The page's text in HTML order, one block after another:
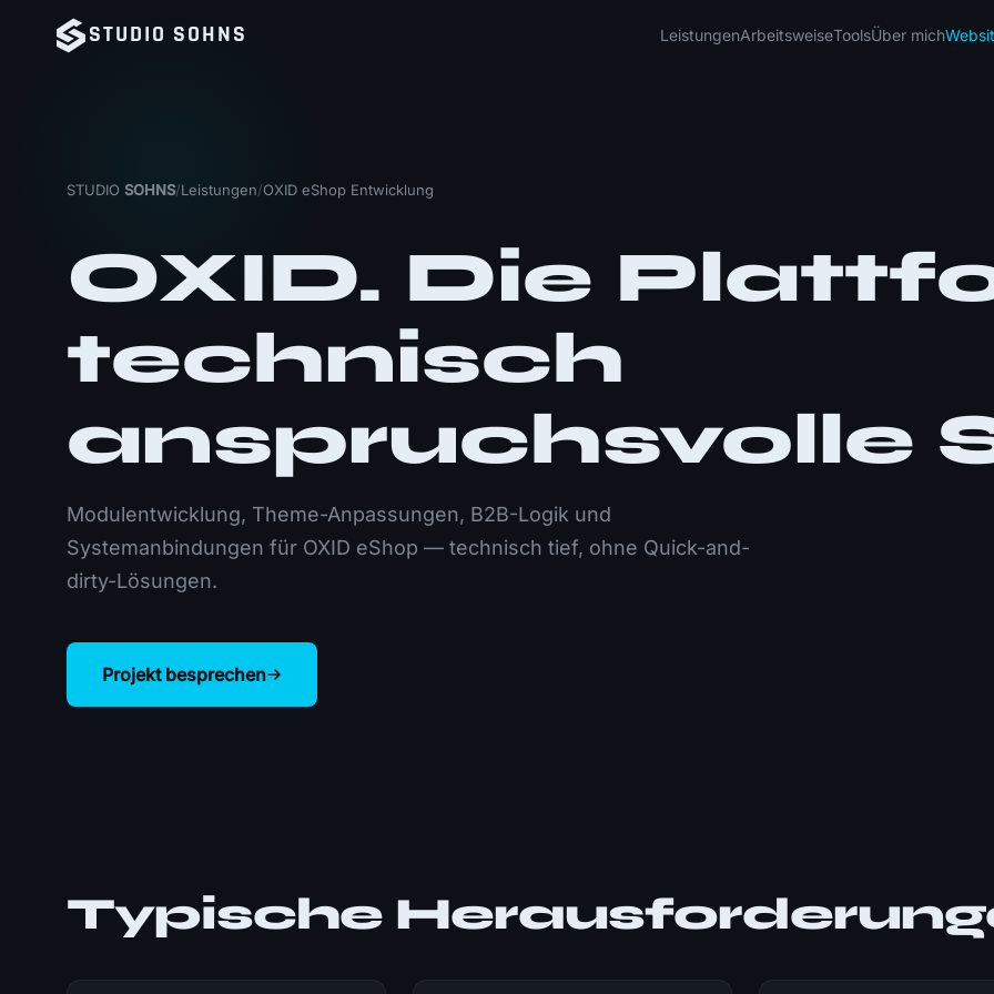
STUDIO SOHNS LeistungenArbeitsweiseToolsÜber mich
STUDIO SOHNS/Leistungen/OXID eShop Entwicklung
OXID. Die
technisch
anspruchsvolle
Modulentwicklung, Theme-Anpassungen, B2B-Logik und
Systemanbindungen für OXID eShop — technisch tief, ohne Quick-and-
dirty-Lösungen.
Projekt besprechen
Typische